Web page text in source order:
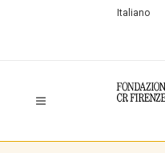
Italiano